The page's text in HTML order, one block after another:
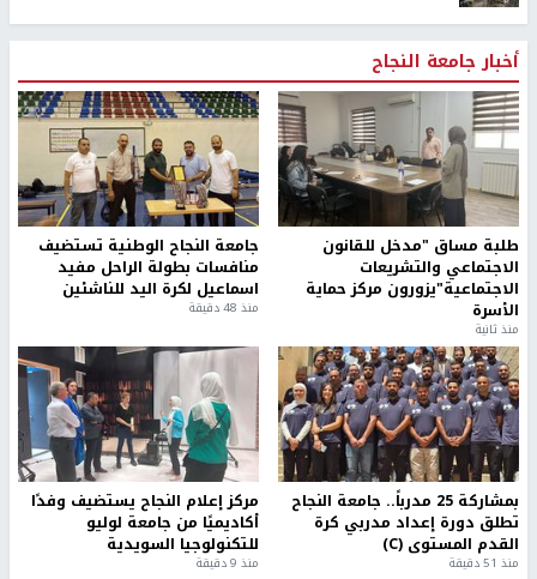
أخبار جامعة النجاح
طلبة مساق "مدخل للقانون
الاجتماعي والتشريعات
الاجتماعية"يزورون مركز حماية
الأسرة
منذ ثانية
جامعة النجاح الوطنية تستضيف
منافسات بطولة الراحل مفيد
اسماعيل لكرة اليد للناشئين
منذ 48 دقيقة
بمشاركة 25 مدرباً.. جامعة النجاح
تطلق دورة إعداد مدربي كرة
القدم المستوى (C)
منذ 51 دقيقة
مركز إعلام النجاح يستضيف وفدًا
أكاديميًا من جامعة لوليو
للتكنولوجيا السويدية
منذ 9 دقيقة